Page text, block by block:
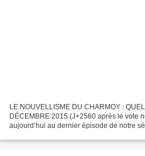
LE NOUVELLISME DU CHARMOY :
DÉCEMBRE 2015 (J+2560 après le vote
aujourd’hui au dernier épisode de notre